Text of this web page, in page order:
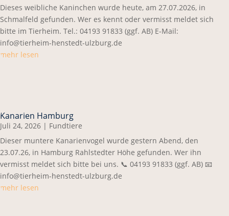
Dieses weibliche Kaninchen wurde heute, am 27.07.2026, in
Schmalfeld gefunden. Wer es kennt oder vermisst meldet sich
bitte im Tierheim. Tel.: 04193 91833 (ggf. AB) E-Mail:
info@tierheim-henstedt-ulzburg.de
mehr lesen
Kanarien Hamburg
Juli 24, 2026 | Fundtiere
Dieser muntere Kanarienvogel wurde gestern Abend, den
23.07.26, in Hamburg Rahlstedter Höhe gefunden. Wer ihn
vermisst meldet sich bitte bei uns. 📞 04193 91833 (ggf. AB) 📧
info@tierheim-henstedt-ulzburg.de
mehr lesen